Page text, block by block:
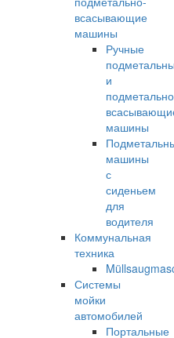
всасывающие
машины
Ручные
и
машины
машины
с
сиденьем
для
водителя
Коммунальная
техника
Системы
мойки
автомобилей
Портальные